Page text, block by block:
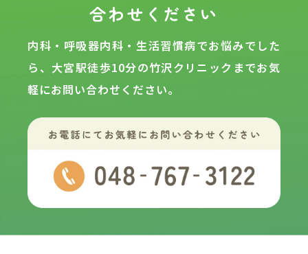
合わせください
内科・呼吸器内科・生活習慣病でお悩みでした
ら、大宮駅徒歩10分の竹沢クリニックまでお気
軽にお問い合わせください。